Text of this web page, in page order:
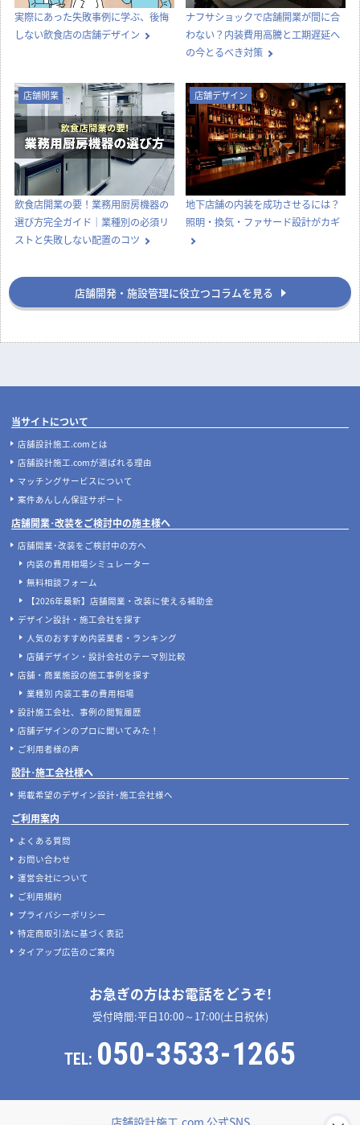
実際にあった失敗事例に学ぶ、後悔
しない飲食店の店舗デザイン
ナフサショックで店舗開業が間に合
わない？内装費用高騰と工期遅延へ
の今とるべき対策
店舗開業
飲食店開業の要！業務用厨房機器の
選び方完全ガイド｜業種別の必須リ
ストと失敗しない配置のコツ
店舗デザイン
地下店舗の内装を成功させるには？
照明・換気・ファサード設計がカギ
店舗開発・施設管理に役立つコラムを見る
当サイトについて
店舗設計施工.comとは
店舗設計施工.comが選ばれる理由
マッチングサービスについて
案件あんしん保証サポート
店舗開業･改装をご検討中の施主様へ
店舗開業･改装をご検討中の方へ
内装の費用相場シミュレーター
無料相談フォーム
【2026年最新】店舗開業・改装に使える補助金
デザイン設計・施工会社を探す
人気のおすすめ内装業者・ランキング
店舗デザイン・設計会社のテーマ別比較
店舗・商業施設の施工事例を探す
業種別 内装工事の費用相場
設計施工会社、事例の閲覧履歴
店舗デザインのプロに聞いてみた！
ご利用者様の声
設計･施工会社様へ
掲載希望のデザイン設計･施工会社様へ
ご利用案内
よくある質問
お問い合わせ
運営会社について
ご利用規約
プライバシーポリシー
特定商取引法に基づく表記
タイアップ広告のご案内
お急ぎの方はお電話をどうぞ!
受付時間:平日10:00～17:00(土日祝休)
TEL: 050-3533-1265
店舗設計施工.com 公式SNS